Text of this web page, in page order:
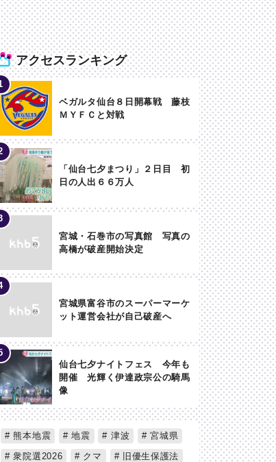
アクセスランキング
ベガルタ仙台８日開幕戦 藤枝
ＭＹＦＣと対戦
「仙台七夕まつり」２日目 初
日の人出６６万人
宮城・石巻市の写真館 写真の
高橋が破産開始決定
宮城県富谷市のスーパーマーケ
ット運営会社が自己破産へ
仙台七夕ナイトフェス 今年も
開催 光輝く伊達政宗公の騎馬
像
熊本地震 地震 津波
宮城県
衆院選2026
クマ
旧優生保護法